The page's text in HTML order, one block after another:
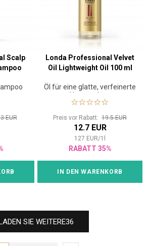
Scalp
EUR
Londa Professional Velvet
Oil Lightweight Oil 100 ml
Öl für eine glatte, verfeinerte
Haarstruktur
Preis vor Rabatt: 19.5 EUR
12.7 EUR
127 EUR/1
RABATT 35%
IN DEN WARENKORB
SIE WEITERE36